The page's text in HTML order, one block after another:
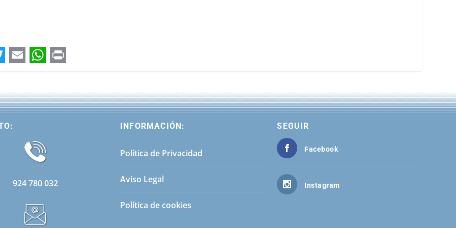
a
i
l
a
t
s
A
p
p
i
n
924 780 032
INFORMACIÓN:
Política de Privacidad
Aviso Legal
Política de cookies
SEGUIR
Facebook
Instagram